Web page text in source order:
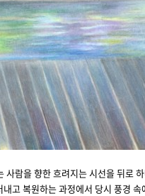
람을 향한 흐려지는 시선을 뒤로
복원하는 과정에서 당시 풍경